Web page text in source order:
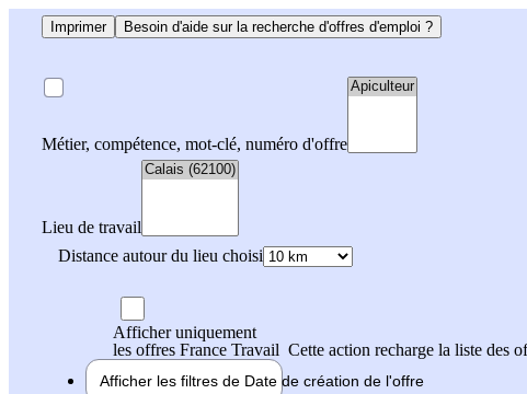
Imprimer Besoin d'aide sur la recherche d'offres d'emploi ?
Métier, compétence, mot-clé, numéro d'offre
Lieu de travail
Distance autour du lieu choisi
Afficher uniquement
les offres France Travail Cette action recharge la liste des
Afficher les filtres de Date de création de l'offre